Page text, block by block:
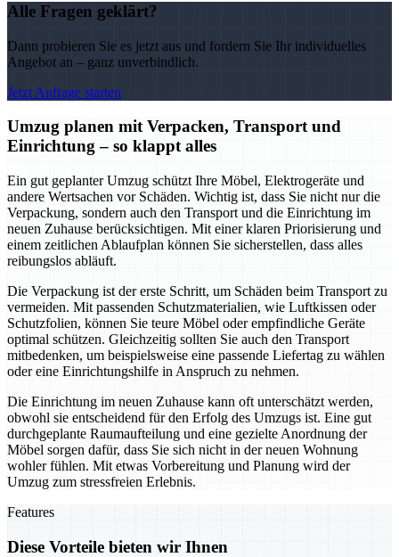
Alle Fragen geklärt?
Dann probieren Sie es jetzt aus und fordern Sie Ihr individuelles
Angebot an – ganz unverbindlich.
Jetzt Anfrage starten
Umzug planen mit Verpacken, Transport und
Einrichtung – so klappt alles
Ein gut geplanter Umzug schützt Ihre Möbel, Elektrogeräte und
andere Wertsachen vor Schäden. Wichtig ist, dass Sie nicht nur die
Verpackung, sondern auch den Transport und die Einrichtung im
neuen Zuhause berücksichtigen. Mit einer klaren Priorisierung und
einem zeitlichen Ablaufplan können Sie sicherstellen, dass alles
reibungslos abläuft.
Die Verpackung ist der erste Schritt, um Schäden beim Transport zu
vermeiden. Mit passenden Schutzmaterialien, wie Luftkissen oder
Schutzfolien, können Sie teure Möbel oder empfindliche Geräte
optimal schützen. Gleichzeitig sollten Sie auch den Transport
mitbedenken, um beispielsweise eine passende Liefertag zu wählen
oder eine Einrichtungshilfe in Anspruch zu nehmen.
Die Einrichtung im neuen Zuhause kann oft unterschätzt werden,
obwohl sie entscheidend für den Erfolg des Umzugs ist. Eine gut
durchgeplante Raumaufteilung und eine gezielte Anordnung der
Möbel sorgen dafür, dass Sie sich nicht in der neuen Wohnung
wohler fühlen. Mit etwas Vorbereitung und Planung wird der
Umzug zum stressfreien Erlebnis.
Features
Diese Vorteile bieten wir Ihnen